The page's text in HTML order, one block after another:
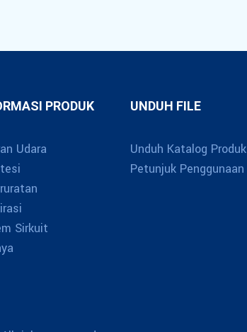
PRODUK
Udara
Sirkuit
UNDUH FILE
Unduh Katalog Produk
Petunjuk Penggunaan